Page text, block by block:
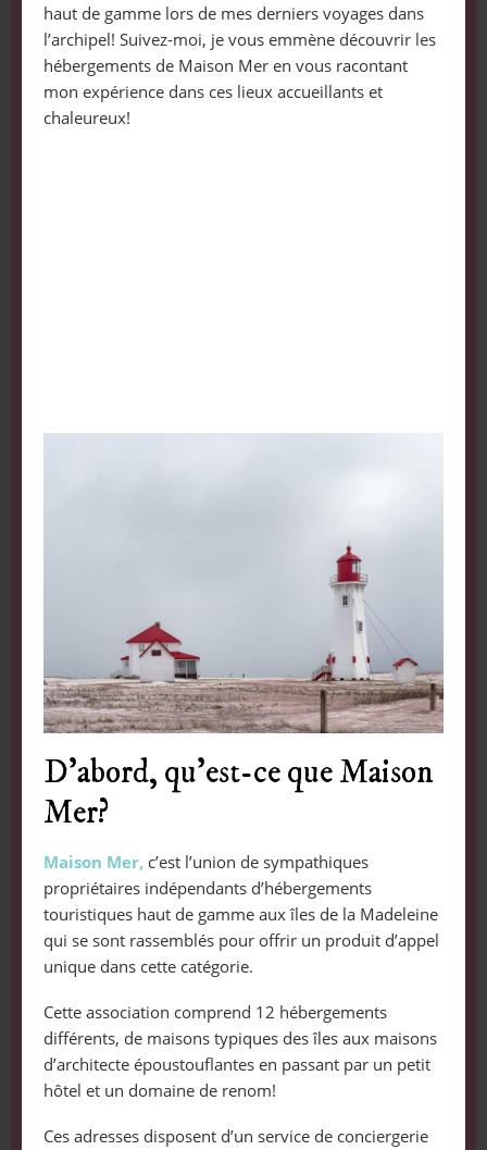
haut de gamme lors de mes derniers voyages dans
l’archipel! Suivez-moi, je vous emmène découvrir les
hébergements de Maison Mer en vous racontant
mon expérience dans ces lieux accueillants et
chaleureux!
D’abord, qu’est-ce que Maison
Mer?
Maison Mer,c’est l’union de sympathiques
propriétaires indépendants d’hébergements
touristiques haut de gamme aux îles de la Madeleine
qui se sont rassemblés pour offrir un produit d’appel
unique dans cette catégorie.
Cette association comprend 12 hébergements
différents, de maisons typiques des îles aux maisons
d’architecte époustouflantes en passant par un petit
hôtel et un domaine de renom!
Ces adresses disposent d’un service de conciergerie